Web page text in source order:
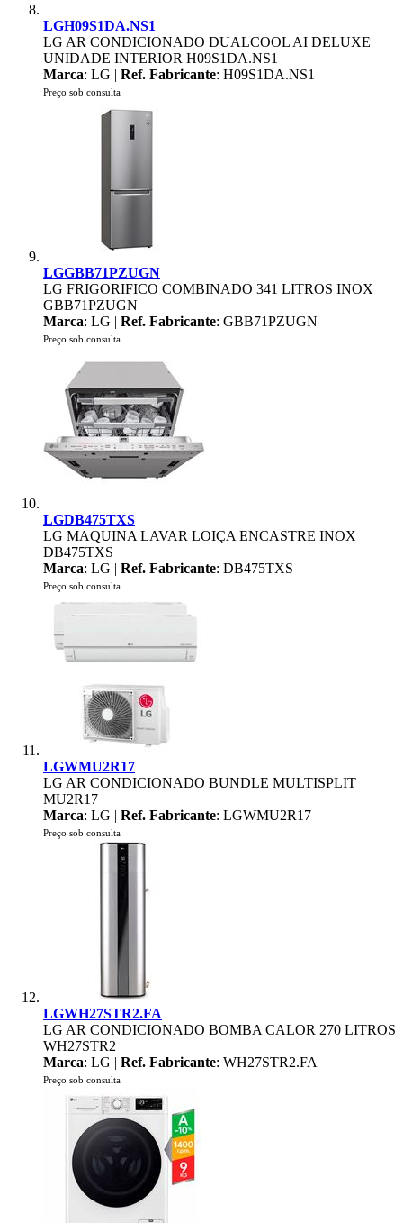
LGH09S1DA.NS1
LG AR CONDICIONADO DUALCOOL AI DELUXE
UNIDADE INTERIOR H09S1DA.NS1
Marca: LG | Ref. Fabricante: H09S1DA.NS1
Preço sob consulta
LGGBB71PZUGN
LG FRIGORIFICO COMBINADO 341 LITROS INOX
GBB71PZUGN
Marca: LG | Ref. Fabricante: GBB71PZUGN
Preço sob consulta
LGDB475TXS
LG MAQUINA LAVAR LOIÇA ENCASTRE INOX
DB475TXS
Marca: LG | Ref. Fabricante: DB475TXS
Preço sob consulta
LGWMU2R17
LG AR CONDICIONADO BUNDLE MULTISPLIT
MU2R17
Marca: LG | Ref. Fabricante: LGWMU2R17
Preço sob consulta
LGWH27STR2.FA
LG AR CONDICIONADO BOMBA CALOR 270 LITROS
WH27STR2
Marca: LG | Ref. Fabricante: WH27STR2.FA
Preço sob consulta